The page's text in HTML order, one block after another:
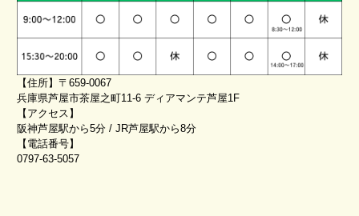
【住所】〒659-0067
兵庫県芦屋市茶屋之町11-6 ディアマンテ芦屋1F
【アクセス】
阪神芦屋駅から5分 / JR芦屋駅から8分
【電話番号】
0797-63-5057